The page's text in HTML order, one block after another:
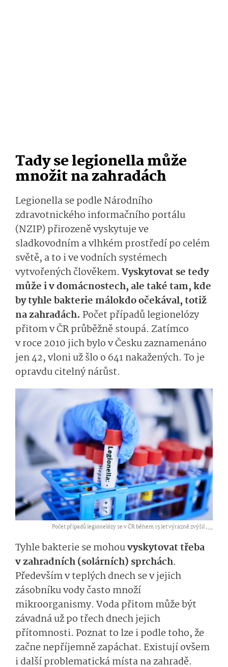
Tady se legionella může
množit na zahradách
Legionella se podle Národního
zdravotnického informačního portálu
(NZIP) přirozeně vyskytuje ve
sladkovodním a vlhkém prostředí po celém
světě, a to i ve vodních systémech
vytvořených člověkem. Vyskytovat se tedy
může i v domácnostech, ale také tam, kde
by tyhle bakterie málokdo očekával, totiž
na zahradách. Počet případů legionelózy
přitom v ČR průběžně stoupá. Zatímco
v roce 2010 jich bylo v Česku zaznamenáno
jen 42, vloni už šlo o 641 nakažených. To je
opravdu citelný nárůst.
Počet případů legionelózy se v ČR během 15 let výrazně zvýšil ,...
Tyhle bakterie se mohouvyskytovat třeba
v zahradních (solárních) sprchách.
Především v teplých dnech se v jejich
zásobníku vody často množí
mikroorganismy. Voda přitom může být
závadná už po třech dnech jejich
přítomnosti. Poznat to lze i podle toho, že
začne nepříjemně zapáchat. Existují ovšem
i další problematická místa na zahradě.